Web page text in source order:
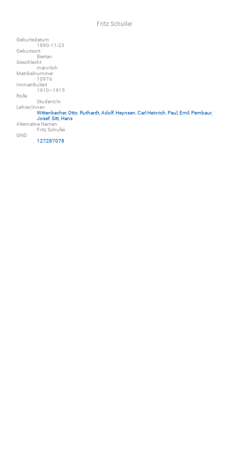
Fritz Schuller
Geburtsdatum
1890-11-23
Geburtsort
Biertan
Geschlecht
männlich
Matrikelnummer
10974
Immatrikuliert
1910–1915
Rolle
Student/in
Lehrer/innen
Wittenbecher, Otto Ruthardt, Adolf, Heynsen, Carl Heinrich Paul, Emil Pembaur,
Josef, Sitt, Hans
Alternative Namen
Fritz Schuller
GND
127287078